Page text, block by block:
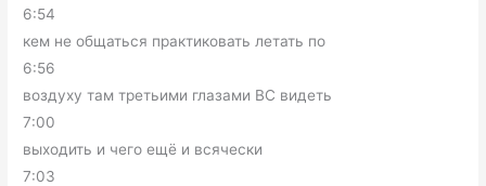
6:54
кем не общаться практиковать летать по
6:56
воздуху там третьими глазами ВС видеть
7:00
выходить и чего ещё и всячески
7:03